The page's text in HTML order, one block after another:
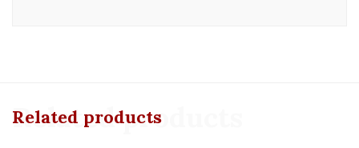
Related products
Related products